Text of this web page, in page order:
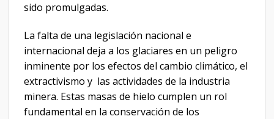
sido promulgadas.
La falta de una legislación nacional e
internacional deja a los glaciares en un peligro
inminente por los efectos del cambio climático, el
extractivismo y las actividades de la industria
minera. Estas masas de hielo cumplen un rol
fundamental en la conservación de los